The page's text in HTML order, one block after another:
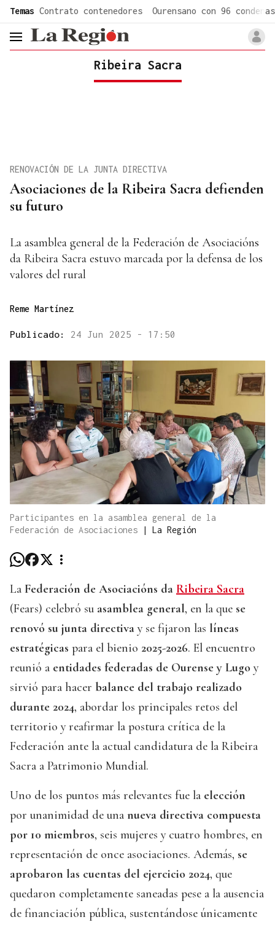
Temas Contrato contenedores Ourensano con 96 condenas
header.menu.open
Ribeira Sacra
Asociaciones de la Ribeira Sacra defienden
su futuro
RENOVACIÓN DE LA JUNTA DIRECTIVA
La asamblea general de la Federación de Asociacións
da Ribeira Sacra estuvo marcada por la defensa de los
valores del rural
Reme Martínez
Publicado: 24 Jun 2025 - 17:50
Participantes en la asamblea general de la
Federación de Asociaciones
| La Región
La Federación de Asociacións da Ribeira Sacra
(Fears) celebró su asamblea general, en la que se
renovó su junta directiva y se fijaron las líneas
estratégicas para el bienio 2025-2026. El encuentro
reunió a entidades federadas de Ourense y Lugo y
sirvió para hacer balance del trabajo realizado
durante 2024, abordar los principales retos del
territorio y reafirmar la postura crítica de la
Federación ante la actual candidatura de la Ribeira
Sacra a Patrimonio Mundial.
Uno de los puntos más relevantes fue la elección
por unanimidad de una nueva directiva compuesta
por 10 miembros, seis mujeres y cuatro hombres, en
representación de once asociaciones. Además, se
aprobaron las cuentas del ejercicio 2024, que
quedaron completamente saneadas pese a la ausencia
de financiación pública, sustentándose únicamente